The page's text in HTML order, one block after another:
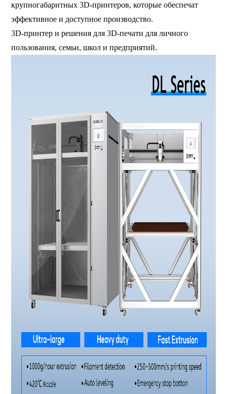
крупногабаритных 3D-принтеров, которые обеспечат
эффективное и доступное производство.
3D-принтер и решения для 3D-печати для личного
пользования, семьи, школ и предприятий.